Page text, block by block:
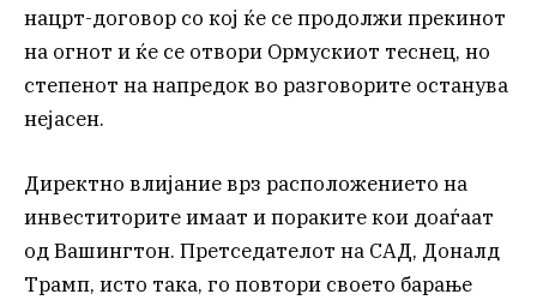
нацрт-договор со кој ќе се продолжи прекинот
на огнот и ќе се отвори Ормускиот теснец, но
степенот на напредок во разговорите останува
нејасен.
Директно влијание врз расположението на
инвеститорите имаат и пораките кои доаѓаат
од Вашингтон. Претседателот на САД, Доналд
Трамп, исто така, го повтори своето барање